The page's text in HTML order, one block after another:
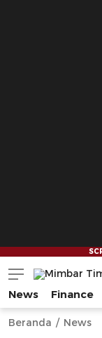
Mimbar Timur
Media
News Finance
Beranda News
--